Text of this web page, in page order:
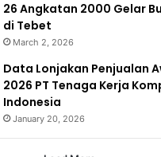
26 Angkatan 2000 Gelar
di Tebet
March 2, 2026
Data Lonjakan Penjualan
2026 PT Tenaga Kerja
Indonesia
January 20, 2026